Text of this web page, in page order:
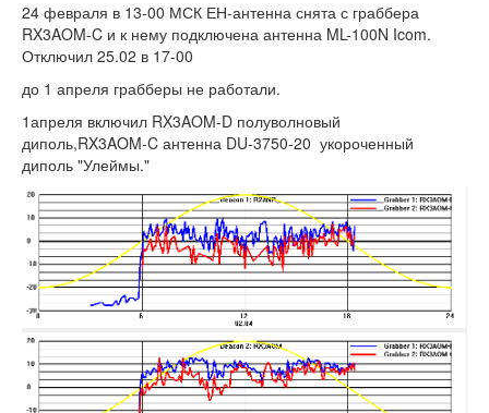
24 февраля в 13-00 МСК ЕН-антенна снята с граббера
RX3AOM-C и к нему подключена антенна ML-100N Icom.
Отключил 25.02 в 17-00
до 1 апреля грабберы не работали.
1апреля включил RX3AOM-D полуволновый
диполь,RX3AOM-C антенна DU-3750-20 укороченный
диполь "Улеймы."